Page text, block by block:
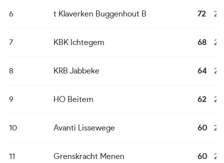
6 t Klaverken Buggenhout B 72 24
7 KBK Ichtegem 68 24
8 KRB Jabbeke 64 24
9 HO Beitem 62 24
10 Avanti Lissewege 60 24
11 Grenskracht Menen 60 24